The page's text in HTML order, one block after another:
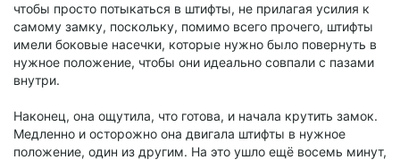
чтобы просто потыкаться в штифты, не прилагая усилия к
самому замку, поскольку, помимо всего прочего, штифты
имели боковые насечки, которые нужно было повернуть в
нужное положение, чтобы они идеально совпали с пазами
внутри.
Наконец, она ощутила, что готова, и начала крутить замок.
Медленно и осторожно она двигала штифты в нужное
положение, один из другим. На это ушло ещё восемь минут,